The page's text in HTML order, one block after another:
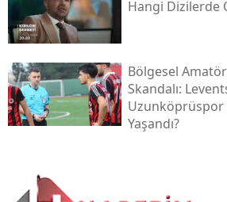
Hangi Dizilerde
Bölgesel
Skandalı:
Uzunköprüspor
Yaşandı?